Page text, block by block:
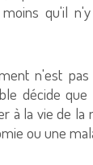
qu'il
n'est
décide que
à la vie de la
ou une